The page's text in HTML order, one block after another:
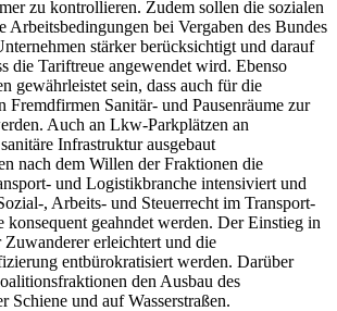
zu kontrollieren. Zudem sollen die sozialen
Arbeitsbedingungen bei Vergaben des Bundes
stärker berücksichtigt und darauf
die Tariftreue angewendet wird. Ebenso
gewährleistet sein, dass auch für die
Fremdfirmen Sanitär- und Pausenräume zur
Auch an Lkw-Parkplätzen an
Infrastruktur ausgebaut
nach dem Willen der Fraktionen die
und Logistikbranche intensiviert und
, Arbeits- und Steuerrecht im Transport-
geahndet werden. Der Einstieg in
erleichtert und die
entbürokratisiert werden. Darüber
den Ausbau des
Schiene und auf Wasserstraßen.